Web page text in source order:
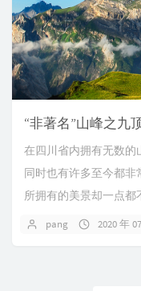
“非著名”山峰之九
在四川省内拥有无数的
同时也有许多至今都
所拥有的美景却一点都
pang 2020 年